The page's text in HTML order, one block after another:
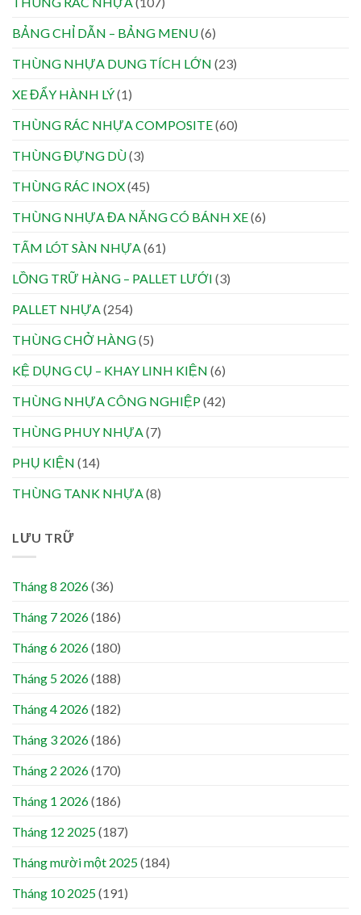
BẢNG CHỈ DẪN – BẢNG MENU(6)
THÙNG NHỰA DUNG TÍCH LỚN (23)
XE ĐẨY HÀNH LÝ(1)
THÙNG RÁC NHỰA COMPOSITE(60)
THÙNG ĐỰNG DÙ(3)
THÙNG RÁC INOX(45)
THÙNG NHỰA ĐA NĂNG CÓ BÁNH XE(6)
TẤM LÓT SÀN NHỰA (61)
LỒNG TRỮ HÀNG – PALLET LƯỚI (3)
PALLET NHỰA (254)
THÙNG CHỞ HÀNG(5)
KỆ DỤNG CỤ – KHAY LINH KIỆN (6)
THÙNG NHỰA CÔNG NGHIỆP(42)
THÙNG PHUY NHỰA (7)
PHỤ KIỆN (14)
THÙNG TANK NHỰA (8)
LƯU TRỮ
Tháng 8 2026(36)
Tháng 7 2026(186)
Tháng 6 2026(180)
Tháng 5 2026(188)
Tháng 4 2026(182)
Tháng 3 2026(186)
Tháng 2 2026(170)
Tháng 1 2026(186)
Tháng 12 2025(187)
Tháng mười một 2025(184)
Tháng 10 2025(191)